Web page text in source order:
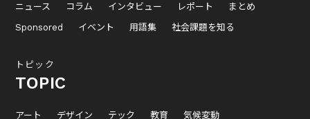
ニュース コラム インタビュー レポート
まとめ
Sponsored
イベント 用語集 社会課題を知る
トピック
TOPIC
アート デザイン テック 教育 気候変動